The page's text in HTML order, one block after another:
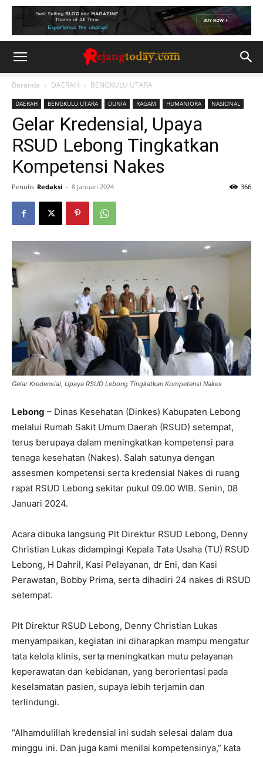
Beranda DAERAH BENGKULU UTARA
DAERAH BENGKULU UTARA DUNIA RAGAM HUMANIORA NASIONAL
Gelar Kredensial, Upaya
RSUD Lebong Tingkatkan
Kompetensi Nakes
Penulis Redaksi - 8 Januari 2024 366
Gelar Kredensial, Upaya RSUD Lebong Tingkatkan Kompetensi Nakes
Lebong – Dinas Kesehatan (Dinkes) Kabupaten Lebong
melalui Rumah Sakit Umum Daerah (RSUD) setempat,
terus berupaya dalam meningkatkan kompetensi para
tenaga kesehatan (Nakes). Salah satunya dengan
assesmen kompetensi serta kredensial Nakes di ruang
rapat RSUD Lebong sekitar pukul 09.00 WIB. Senin, 08
Januari 2024.
Acara dibuka langsung Plt Direktur RSUD Lebong, Denny
Christian Lukas didampingi Kepala Tata Usaha (TU) RSUD
Lebong, H Dahril, Kasi Pelayanan, dr Eni, dan Kasi
Perawatan, Bobby Prima, serta dihadiri 24 nakes di RSUD
setempat.
Plt Direktur RSUD Lebong, Denny Christian Lukas
menyampaikan, kegiatan ini diharapkan mampu mengatur
tata kelola klinis, serta meningkatkan mutu pelayanan
keperawatan dan kebidanan, yang berorientasi pada
keselamatan pasien, supaya lebih terjamin dan
terlindungi.
“Alhamdulillah kredensial ini sudah selesai dalam dua
minggu ini. Dan juga kami menilai kompetensinya,” kata